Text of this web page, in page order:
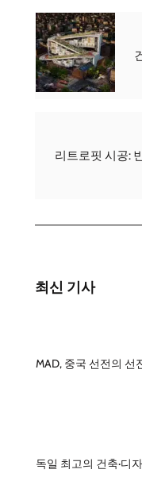
리트로핏 시공:
최신 기사
MAD, 중국 선전의
독일 최고의 건축·디